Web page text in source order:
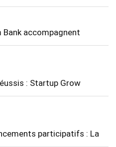
Bank accompagnent
: Startup Grow
participatifs : La